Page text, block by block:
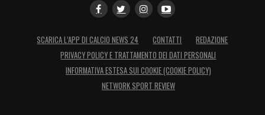
SCARICA L’APP DI CALCIO NEWS 24 CONTATTI
REDAZIONE
PRIVACY POLICY E TRATTAMENTO DEI DATI PERSONALI
INFORMATIVA ESTESA SUI COOKIE (COOKIE POLICY)
NETWORK SPORT REVIEW